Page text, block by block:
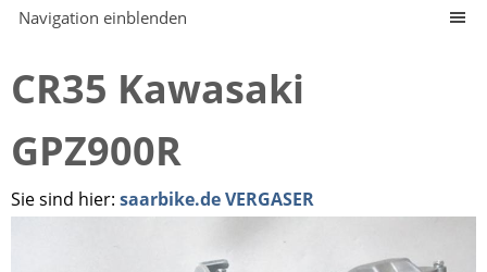
Navigation einblenden
CR35 Kawasaki
GPZ900R
Sie sind hier: saarbike.de VERGASER